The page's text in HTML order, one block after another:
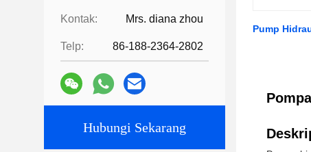
Kontak: Mrs. diana zhou
Telp: 86-188-2364-2802
Hubungi Sekarang
Pump